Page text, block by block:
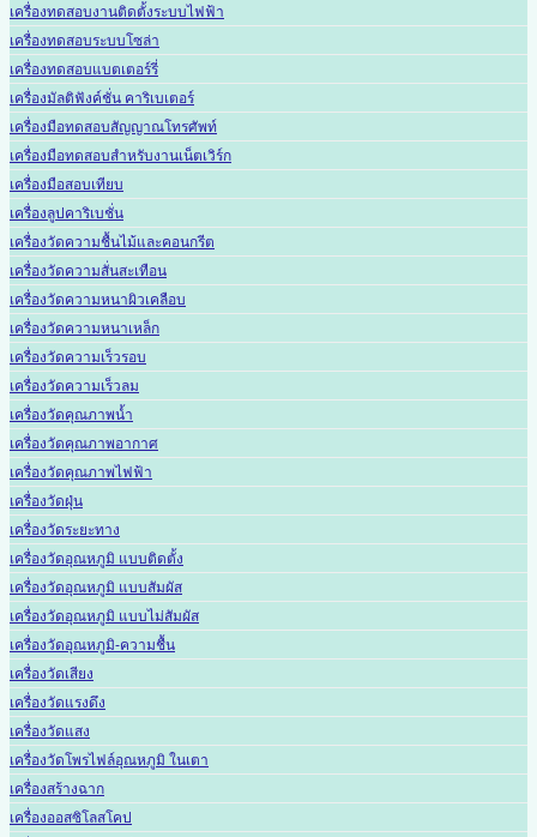
เครื่องทดสอบงานติดตั้งระบบไฟฟ้า
เครื่องทดสอบระบบโซล่า
เครื่องทดสอบแบตเตอร์รี่
เครื่องมัลติฟังค์ชั่น คาริเบเตอร์
เครื่องมือทดสอบสัญญาณโทรศัพท์
เครื่องมือทดสอบสำหรับงานเน็ตเวิร์ก
เครื่องมือสอบเทียบ
เครื่องลูปคาริเบชั่น
เครื่องวัดความชื้นไม้และคอนกรีต
เครื่องวัดความสั่นสะเทือน
เครื่องวัดความหนาผิวเคลือบ
เครื่องวัดความหนาเหล็ก
เครื่องวัดความเร็วรอบ
เครื่องวัดความเร็วลม
เครื่องวัดคุณภาพน้ำ
เครื่องวัดคุณภาพอากาศ
เครื่องวัดคุณภาพไฟฟ้า
เครื่องวัดฝุ่น
เครื่องวัดระยะทาง
เครื่องวัดอุณหภูมิ แบบติดตั้ง
เครื่องวัดอุณหภูมิ แบบสัมผัส
เครื่องวัดอุณหภูมิ แบบไม่สัมผัส
เครื่องวัดอุณหภูมิ-ความชื้น
เครื่องวัดเสียง
เครื่องวัดแรงดึง
เครื่องวัดแสง
เครื่องวัดโพรไฟล์อุณหภูมิ ในเตา
เครื่องสร้างฉาก
เครื่องออสซิโลสโคป